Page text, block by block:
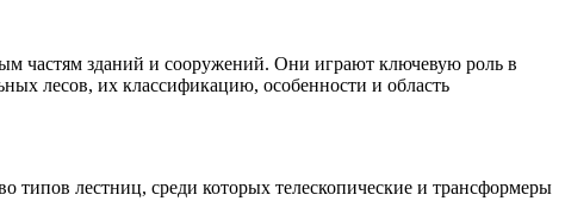
частям зданий и сооружений. Они играют ключевую роль в
лесов, их классификацию, особенности и область
типов лестниц, среди которых телескопические и трансформеры